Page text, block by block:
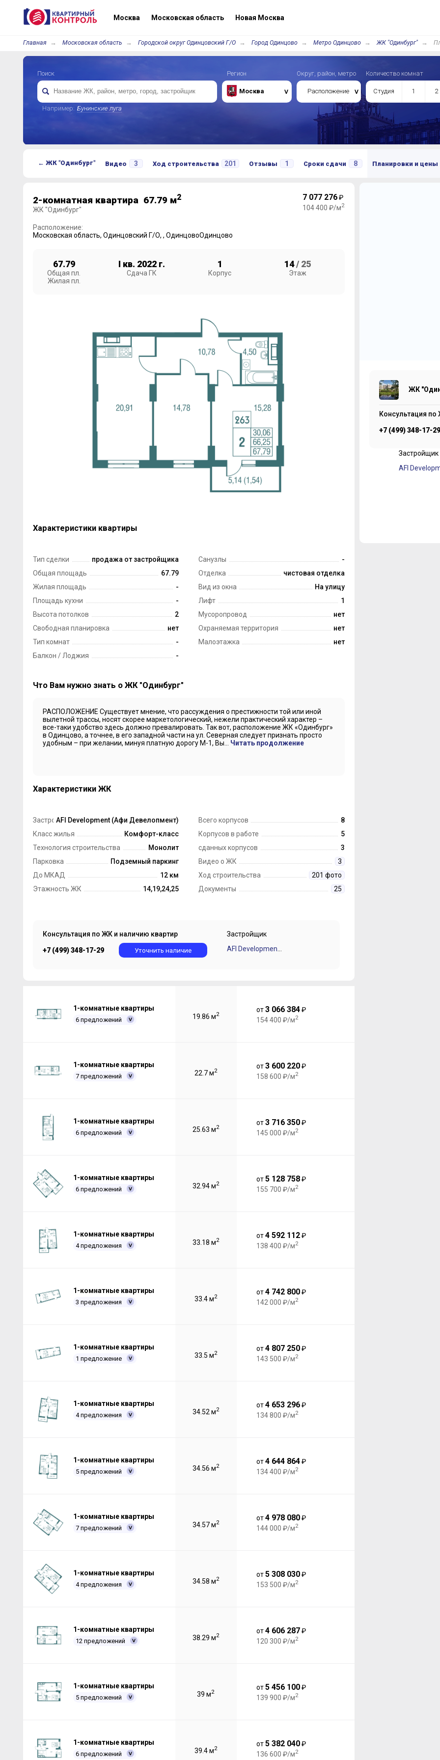
Москва Московская область Новая Москва
Главная Московская область Городской округ Одинцовский Г/О Город Одинцово Метро Одинцово ЖК "Одинбург"
Поиск
Например: Бунинские луга
Регион
Москва
Округ, район, метро
Расположение
Количество комнат
Студия 1 2
← ЖК "Одинбург" Видео 3 Ход строительства 201 Отзывы 1 Сроки сдачи 8 Планировки и цены
2-комнатная квартира 67.79 м2
ЖК "Одинбург"
7 077 276₽
104 400 ₽/м2
Расположение:
Московская область, Одинцовский Г/О, Одинцово
, Одинцово
67.79
Общая пл.
Жилая пл.
I кв. 2022 г.
Сдача ГК
1
Корпус
14/ 25
Этаж
Характеристики квартиры
Тип сделки
продажа от застройщика
Общая площадь
67.79
Жилая площадь
-
Площадь кухни
-
Высота потолков
2
Свободная планировка
нет
Тип комнат
-
Балкон / Лоджия
-
Санузлы
-
Отделка
чистовая отделка
Вид из окна
На улицу
Лифт
1
Мусоропровод
нет
Охраняемая территория
нет
Малоэтажка
нет
Что Вам нужно знать о ЖК "Одинбург"
РАСПОЛОЖЕНИЕ Существует мнение, что рассуждения о престижности той или иной
вылетной трассы, носят скорее маркетологический, нежели практический характер –
все-таки удобство здесь должно превалировать. Так вот, расположение ЖК «Одинбург»
в Одинцово, а точнее, в его западной части на ул. Северная следует признать просто
удобным – при желании, минуя платную дорогу М-1, Вы... Читать продолжение
Характеристики ЖК
ЗастройщикAFI Development (Афи Девелопмент)
Класс жилья
Комфорт-класс
Технология строительства
Монолит
Парковка
Подземный паркинг
До МКАД
12 км
Этажность ЖК
14,19,24,25
Всего корпусов
8
Корпусов в работе
5
сданных корпусов
3
Видео о ЖК
3
Ход строительства
201 фото
Документы
25
Консультация по ЖК и наличию квартир
+7 (499) 348-17-29 Уточнить наличие
Застройщик
1-комнатные квартиры
6 предложений 19.86 м2
от3 066 384₽
154 400 ₽/м2
1-комнатные квартиры
7 предложений 22.7 м2
от3 600 220₽
158 600 ₽/м2
1-комнатные квартиры
6 предложений 25.63 м2
от3 716 350₽
145 000 ₽/м2
1-комнатные квартиры
6 предложений 32.94 м2
от5 128 758₽
155 700 ₽/м2
1-комнатные квартиры
4 предложения 33.18 м2
от4 592 112₽
138 400 ₽/м2
1-комнатные квартиры
3 предложения 33.4 м2
от4 742 800₽
142 000 ₽/м2
1-комнатные квартиры
1 предложение 33.5 м2
от4 807 250₽
143 500 ₽/м2
1-комнатные квартиры
4 предложения 34.52 м2
от4 653 296₽
134 800 ₽/м2
1-комнатные квартиры
5 предложений 34.56 м2
от4 644 864₽
134 400 ₽/м2
1-комнатные квартиры
7 предложений 34.57 м2
от4 978 080₽
144 000 ₽/м2
1-комнатные квартиры
4 предложения 34.58 м2
от5 308 030₽
153 500 ₽/м2
1-комнатные квартиры
12 предложений 38.29 м2
от4 606 287₽
120 300 ₽/м2
1-комнатные квартиры
5 предложений 39 м2
от5 456 100₽
139 900 ₽/м2
1-комнатные квартиры
6 предложений 39.4 м2
от5 382 040₽
136 600 ₽/м2
ЖК
Консультация
+7 (499) 348-17-29
Застройщик